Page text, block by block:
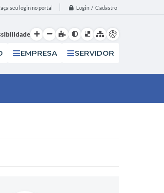
seu login no portal Login / Cadastro
EMPRESA SERVIDOR